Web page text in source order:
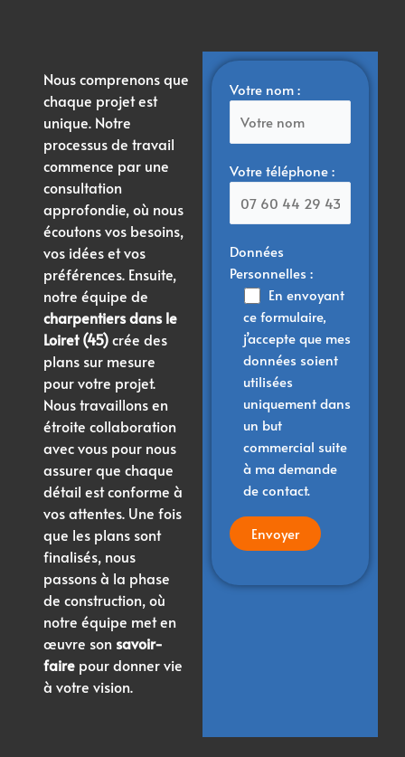
Nous comprenons que
chaque projet est
unique. Notre
processus de travail
commence par une
consultation
approfondie, où nous
écoutons vos besoins,
vos idées et vos
préférences. Ensuite,
notre équipe de
charpentiers dans le
Loiret (45)crée des
plans sur mesure
pour votre projet.
Nous travaillons en
étroite collaboration
avec vous pour nous
assurer que chaque
détail est conforme à
vos attentes. Une fois
que les plans sont
finalisés, nous
passons à la phase
de construction, où
notre équipe met en
œuvre son savoir-
faire pour donner vie
à votre vision.
Votre nom :
Votre téléphone :
Données
Personnelles :
En envoyant
ce formulaire,
j’accepte que mes
données soient
utilisées
uniquement dans
un but
commercial suite
à ma demande
de contact.